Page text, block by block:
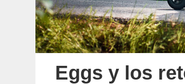
Eggs y los